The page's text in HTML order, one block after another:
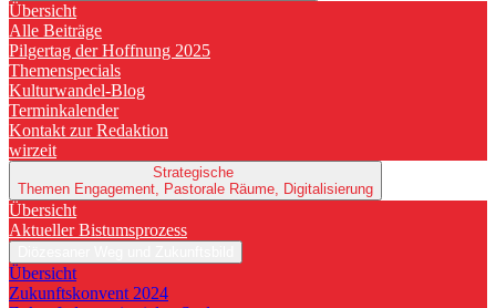
Übersicht
Alle Beiträge
Pilgertag der Hoffnung 2025
Themenspecials
Kulturwandel-Blog
Terminkalender
Kontakt zur Redaktion
wirzeit
Strategische
Themen Engagement, Pastorale Räume, Digitalisierung
Übersicht
Aktueller Bistumsprozess
Übersicht
Zukunftskonvent 2024